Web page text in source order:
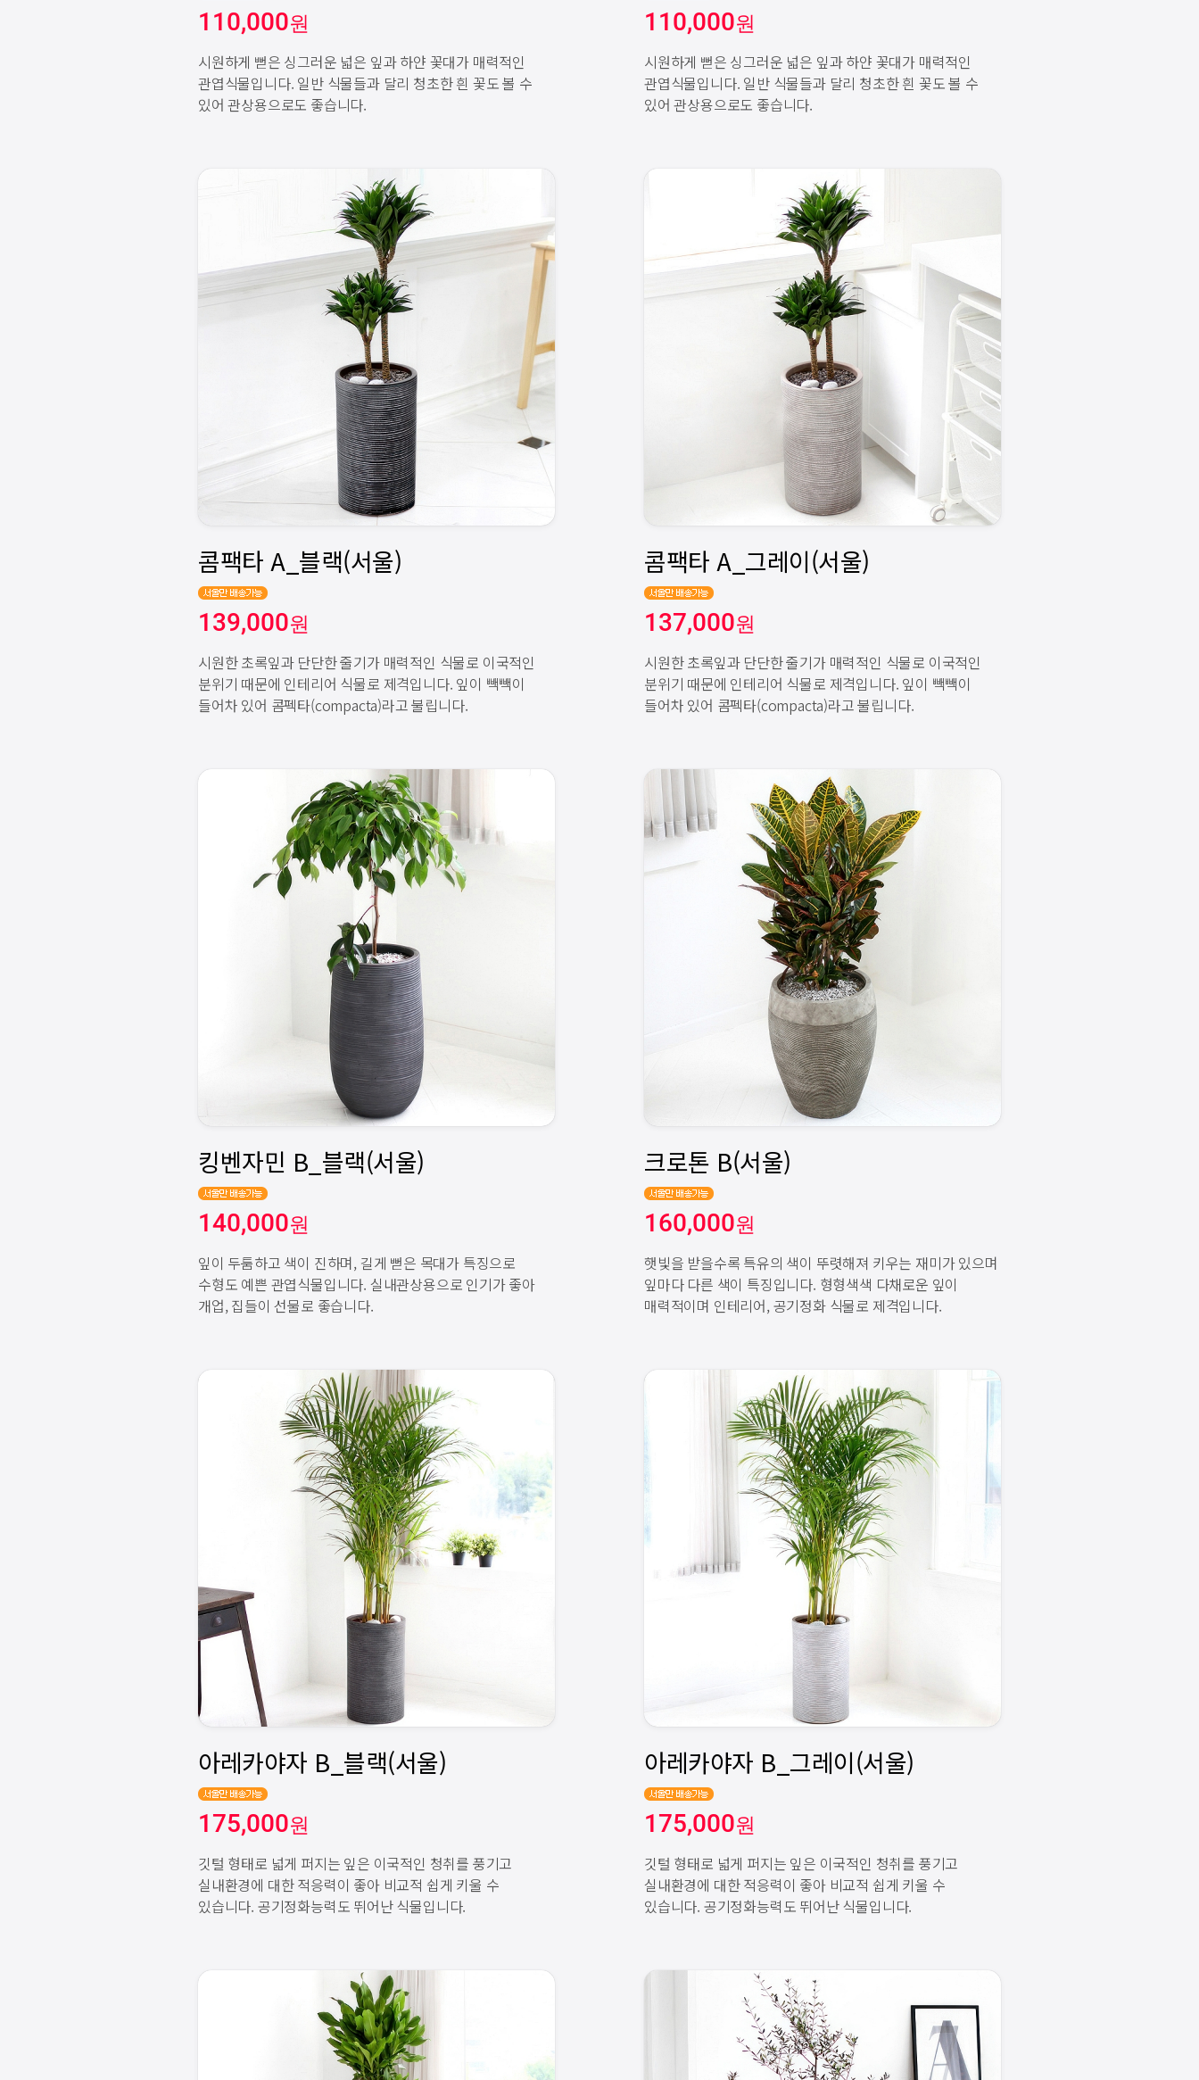
110,000원
시원하게 뻗은 싱그러운 넓은 잎과 하얀 꽃대가 매력적인
관엽식물입니다. 일반 식물들과 달리 청초한 흰 꽃도 볼 수
있어 관상용으로도 좋습니다.
110,000원
시원하게 뻗은 싱그러운 넓은 잎과 하얀 꽃대가 매력적인
관엽식물입니다. 일반 식물들과 달리 청초한 흰 꽃도 볼 수
있어 관상용으로도 좋습니다.
139,000원
시원한 초록잎과 단단한 줄기가 매력적인 식물로 이국적인
분위기 때문에 인테리어 식물로 제격입니다. 잎이 빽빽이
들어차 있어 콤펙타(compacta)라고 불립니다.
137,000원
시원한 초록잎과 단단한 줄기가 매력적인 식물로 이국적인
분위기 때문에 인테리어 식물로 제격입니다. 잎이 빽빽이
들어차 있어 콤펙타(compacta)라고 불립니다.
140,000원
잎이 두툼하고 색이 진하며, 길게 뻗은 목대가 특징으로
수형도 예쁜 관엽식물입니다. 실내관상용으로 인기가 좋아
개업, 집들이 선물로 좋습니다.
160,000원
햇빛을 받을수록 특유의 색이 뚜렷해져 키우는 재미가 있으며
잎마다 다른 색이 특징입니다. 형형색색 다채로운 잎이
매력적이며 인테리어, 공기정화 식물로 제격입니다.
175,000원
깃털 형태로 넓게 퍼지는 잎은 이국적인 청취를 풍기고
실내환경에 대한 적응력이 좋아 비교적 쉽게 키울 수
있습니다. 공기정화능력도 뛰어난 식물입니다.
175,000원
깃털 형태로 넓게 퍼지는 잎은 이국적인 청취를 풍기고
실내환경에 대한 적응력이 좋아 비교적 쉽게 키울 수
있습니다. 공기정화능력도 뛰어난 식물입니다.